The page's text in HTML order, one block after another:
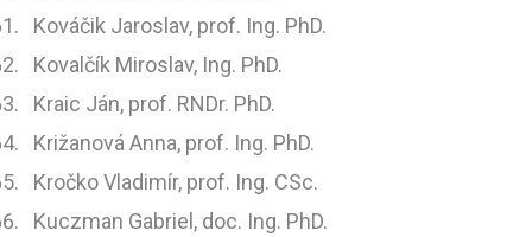
Kováčik Jaroslav, prof. Ing. PhD.
Kovalčík Miroslav, Ing. PhD.
Kraic Ján, prof. RNDr. PhD.
Križanová Anna, prof. Ing. PhD.
Kročko Vladimír, prof. Ing. CSc.
Kuczman Gabriel, doc. Ing. PhD.